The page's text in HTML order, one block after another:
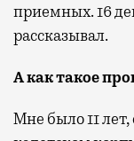
приемных. 16
рассказывал.
А как такое
Мне было 11